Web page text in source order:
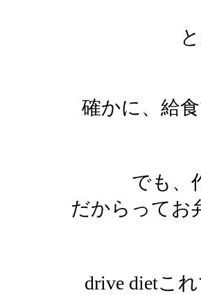
確かに、給
でも、
だからってお
drive dietこ